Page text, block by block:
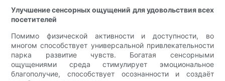
Улучшение сенсорных ощущений для удовольствия всех
посетителей
Помимо физической активности и доступности, во
многом способствует универсальной привлекательности
парка развитие чувств. Богатая сенсорными
ощущениями среда стимулирует эмоциональное
благополучие, способствует осознанности и создаёт